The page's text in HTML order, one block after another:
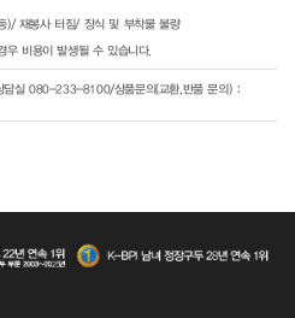
우 비용이 발생될 수 있습니다.
담실 080-233-8100/상품문의(교환,반품 문의) :